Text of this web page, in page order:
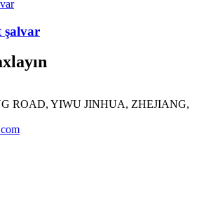
şalvar
ROAD, YIWU JINHUA, ZHEJIANG,